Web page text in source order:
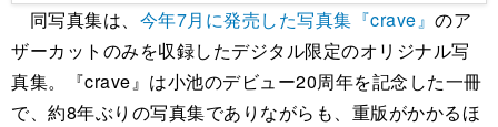
同写真集は、 今年7月に発売した写真集『crave』 のア
ザーカットのみを収録したデジタル限定のオリジナル写
真集。『crave』は小池のデビュー20周年を記念した一冊
で、約8年ぶりの写真集でありながらも、重版がかかるほ